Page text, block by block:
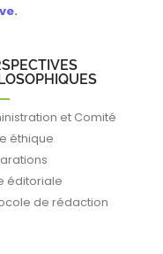
.
et Comité
éthique
éditoriale
de rédaction